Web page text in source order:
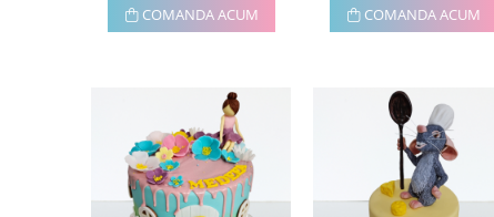
COMANDA ACUM COMANDA ACUM